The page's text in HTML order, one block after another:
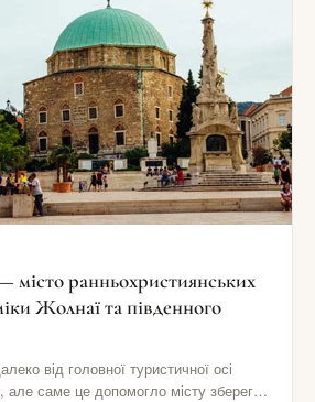
ранньохристиянських
Жолнаї та південного
від головної туристичної осі
саме це допомогло місту зберегти